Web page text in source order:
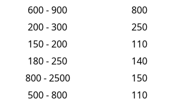
600 - 900 800
200 - 300 250
150 - 200 110
180 - 250 140
800 - 2500 150
500 - 800 110